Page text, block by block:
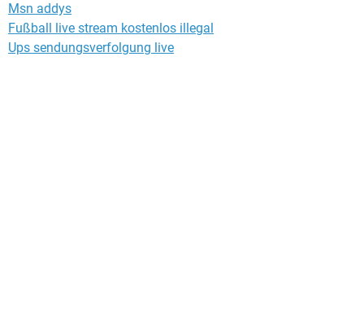
Msn addys
Fußball live stream kostenlos illegal
Ups sendungsverfolgung live